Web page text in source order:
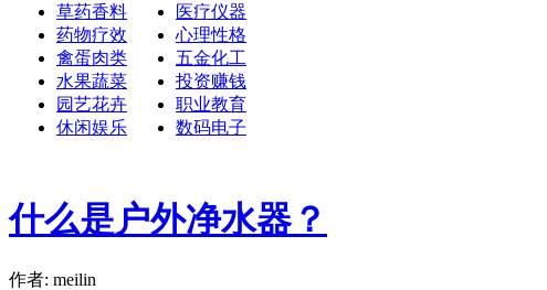
草药香料
药物疗效
禽蛋肉类
水果蔬菜
园艺花卉
休闲娱乐
医疗仪器
心理性格
五金化工
投资赚钱
职业教育
数码电子
什么是户外净水器？
作者: meilin